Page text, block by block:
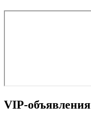
VIP-объявления